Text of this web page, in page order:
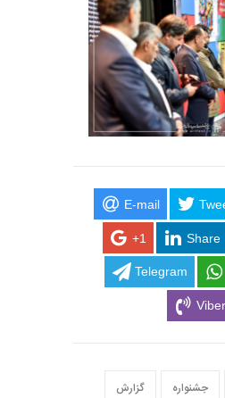
E-mail
+1 Share
Telegram
Viber
گزارش جشنواره